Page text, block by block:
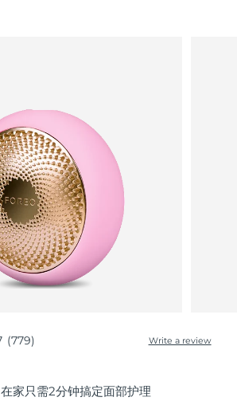
(779) Write a review
家只需2分钟搞定面部护理
预计送达日期
预计送达日期
预计送达日期
预计送达日期8/11/26
预计送达日期